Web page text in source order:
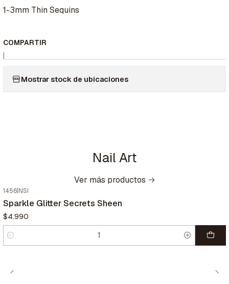
1-3mm Thin Sequins
COMPARTIR
|
Mostrar stock de ubicaciones
Nail Art
Ver más productos
1456 NSI
Sparkle Glitter Secrets Sheen
$4.990
Cantidad